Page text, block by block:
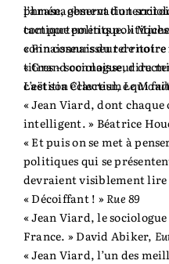
l’aménagement du
comportements
connaisseurs du territoire
titres – sociologue,
c’est son éclectisme qui
phrase, observation
tactique politique. »
« Fin connaisseur de
« Grand connaisseur du
Laëtitia Clavreul,Le
« Jean Viard, dont
intelligent. » Béatrice
« Et puis on se met à
politiques qui se
devraient visiblement lire
« Décoiffant ! » Rue 89
« Jean Viard, le
France. » David Abiker,
« Jean Viard, l’un des